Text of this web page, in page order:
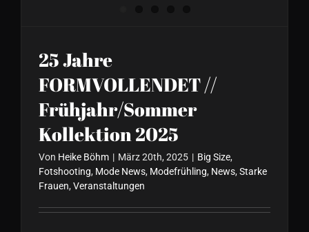
25 Jahre
FORMVOLLENDET //
Frühjahr/Sommer
Kollektion 2025
Von Heike Böhm | März 20th, 2025 | Big Size,
Fotshooting, Mode News, Modefrühling, News, Starke
Frauen, Veranstaltungen